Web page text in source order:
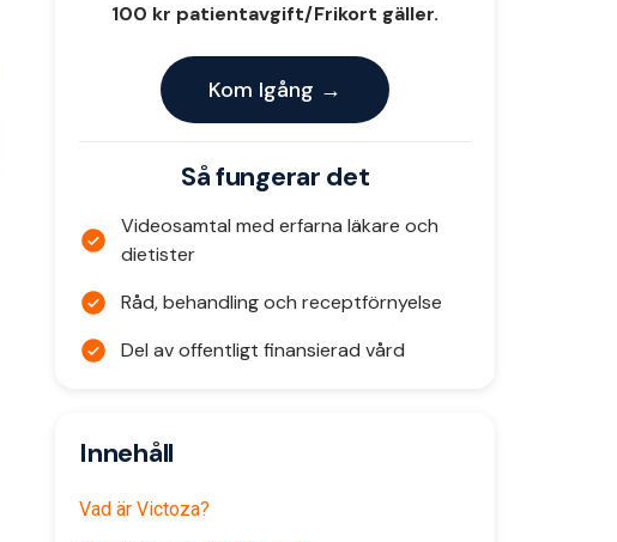
100 kr patientavgift/Frikort gäller.
Kom Igång →
Så fungerar det
Videosamtal med erfarna läkare och
dietister
Råd, behandling och receptförnyelse
Del av offentligt finansierad vård
Innehåll
Vad är Victoza?